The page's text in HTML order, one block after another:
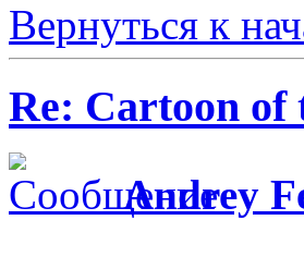
Вернуться к
Re: Cartoon of
Andrey